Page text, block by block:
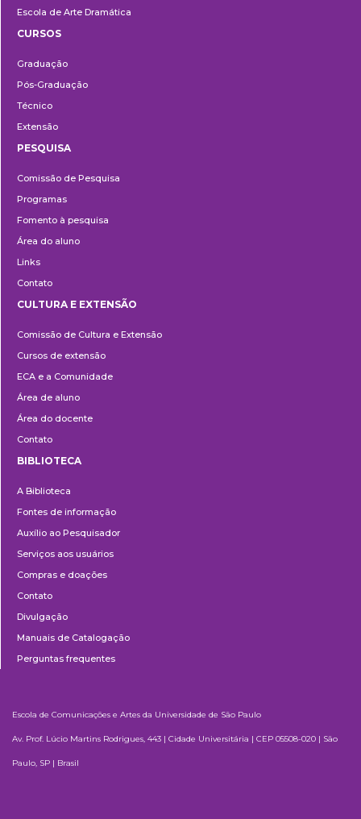
Escola de Arte Dramática
CURSOS
Graduação
Pós-Graduação
Técnico
Extensão
PESQUISA
Comissão de Pesquisa
Programas
Fomento à pesquisa
Área do aluno
Links
Contato
e
Extensão
CULTURA E EXTENSÃO
Comissão de Cultura e Extensão
Cursos de extensão
ECA e a Comunidade
Área de aluno
Área do docente
Contato
BIBLIOTECA
A Biblioteca
Fontes de informação
Auxílio ao Pesquisador
Serviços aos usuários
Compras e doações
Contato
Divulgação
Manuais de Catalogação
Perguntas frequentes
Escola de Comunicações e Artes da Universidade de São Paulo
Av. Prof. Lúcio Martins Rodrigues, 443 | Cidade Universitária | CEP 05508-020 | São
Paulo, SP | Brasil